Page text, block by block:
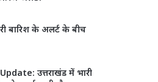
बारिश के अलर्ट के बीच
उत्तराखंड में भारी